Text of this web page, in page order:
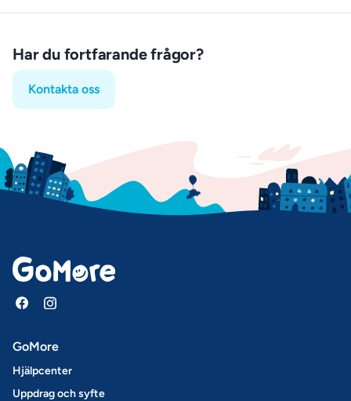
Har du fortfarande frågor?
Kontakta oss
GoMore
Hjälpcenter
Uppdrag och syfte